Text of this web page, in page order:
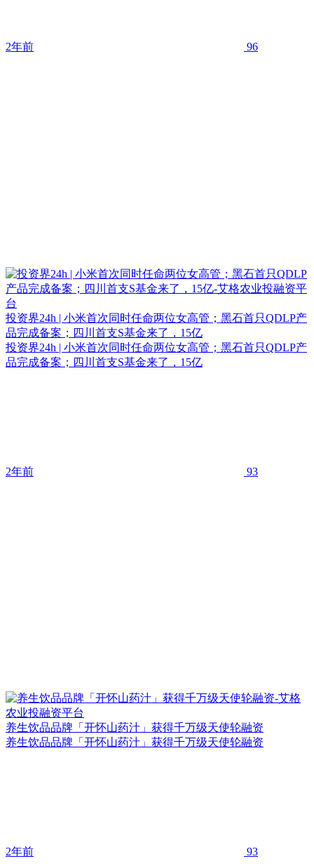
2年前 96
投资界24h | 小米首次同时任命两位女高管；黑石首只QDLP产
品完成备案；四川首支S基金来了，15亿
投资界24h | 小米首次同时任命两位女高管；黑石首只QDLP产
品完成备案；四川首支S基金来了，15亿
2年前 93
养生饮品品牌「开怀山药汁」获得千万级天使轮融资
养生饮品品牌「开怀山药汁」获得千万级天使轮融资
2年前 93